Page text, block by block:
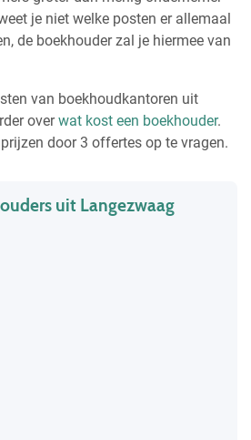
je niet welke posten er allemaal
de boekhouder zal je hiermee van
van boekhoudkantoren uit
overwat kost een boekhouder.
door 3 offertes op te vragen.
uit Langezwaag